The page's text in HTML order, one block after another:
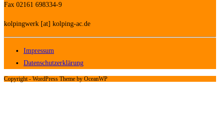
Fax 02161 698334-9
kolpingwerk [at] kolping-ac.de
Impressum
Datenschutzerklärung
Copyright - WordPress Theme by OceanWP